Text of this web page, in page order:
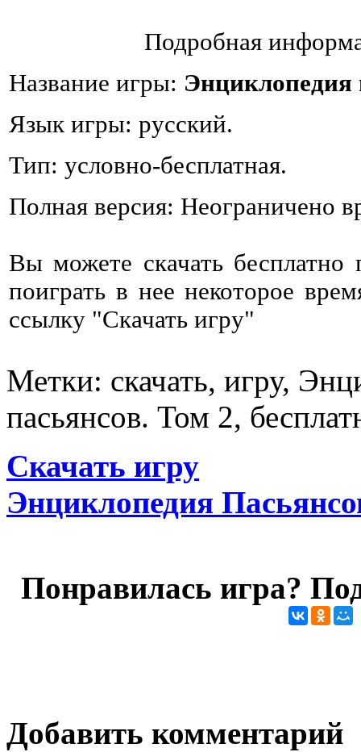
Подробная
Название игры: Энциклопедия
Язык игры: русский.
Тип: условно-бесплатная.
Полная версия: Неограничено
Вы можете скачать
поиграть в нее некоторое
ссылку "Скачать игру"
Метки: скачать, игру,
пасьянсов. Том 2,
Скачать игру
Энциклопедия
Понравилась игра?
Добавить комментарий